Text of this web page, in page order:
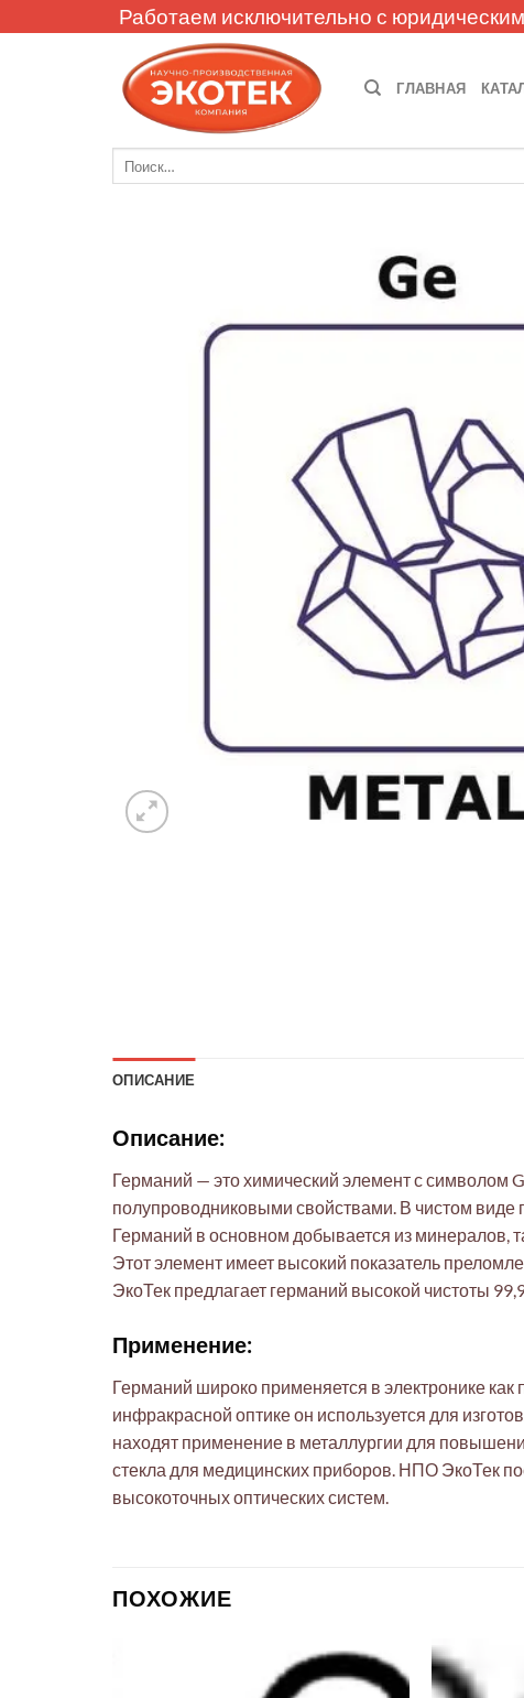
to
Работаем исключительно с
ГЛАВНАЯ
ОПИСАНИЕ
Описание:
Германий — это химический элемент с символом
полупроводниковыми свойствами. В чистом виде
Германий в основном добывается из минералов,
Этот элемент имеет высокий показатель
ЭкоТек предлагает германий высокой чистоты
Применение:
Германий широко применяется в электронике
инфракрасной оптике он используется для
находят применение в металлургии для
стекла для медицинских приборов. НПО ЭкоТек
высокоточных оптических систем.
ПОХОЖИЕ